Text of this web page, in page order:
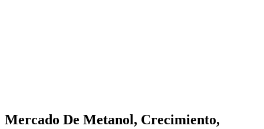
Mercado De Metanol, Crecimiento,